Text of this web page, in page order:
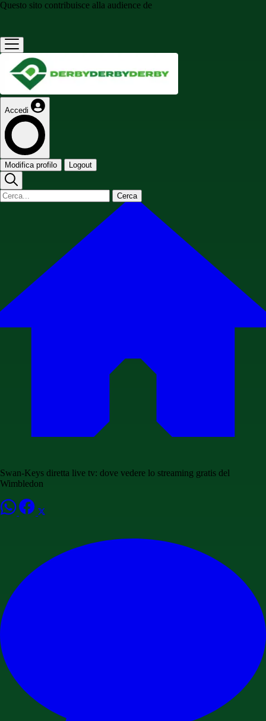
Questo sito contribuisce alla audience de
Accedi
Modifica profilo Logout
Cerca
Swan-Keys diretta live tv: dove vedere lo streaming gratis del
Wimbledon